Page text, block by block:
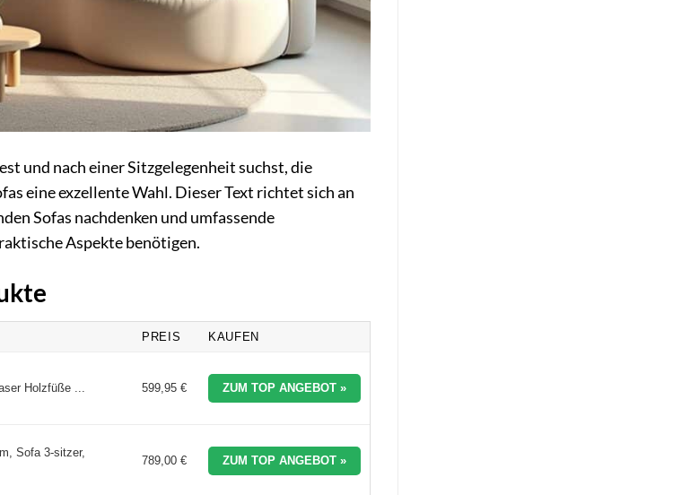
und nach einer Sitzgelegenheit suchst, die
eine exzellente Wahl. Dieser Text richtet sich an
Sofas nachdenken und umfassende
Aspekte benötigen.
PREIS KAUFEN
Holzfüße ... 599,95 € ZUM TOP ANGEBOT »
Sofa 3-sitzer,
789,00 € ZUM TOP ANGEBOT »